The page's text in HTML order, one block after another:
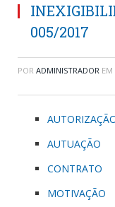
005/2017
POR ADMINISTRADOR EM
AUTUAÇÃO
CONTRATO
MOTIVAÇÃO